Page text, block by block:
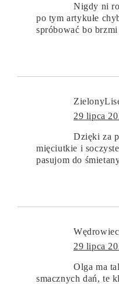
Nigdy ni
po tym artykułe
spróbować bo
29 lipca
Dzięki za
mięciutkie i
pasujom do
29 lipca
Olga ma
smacznych dań, te